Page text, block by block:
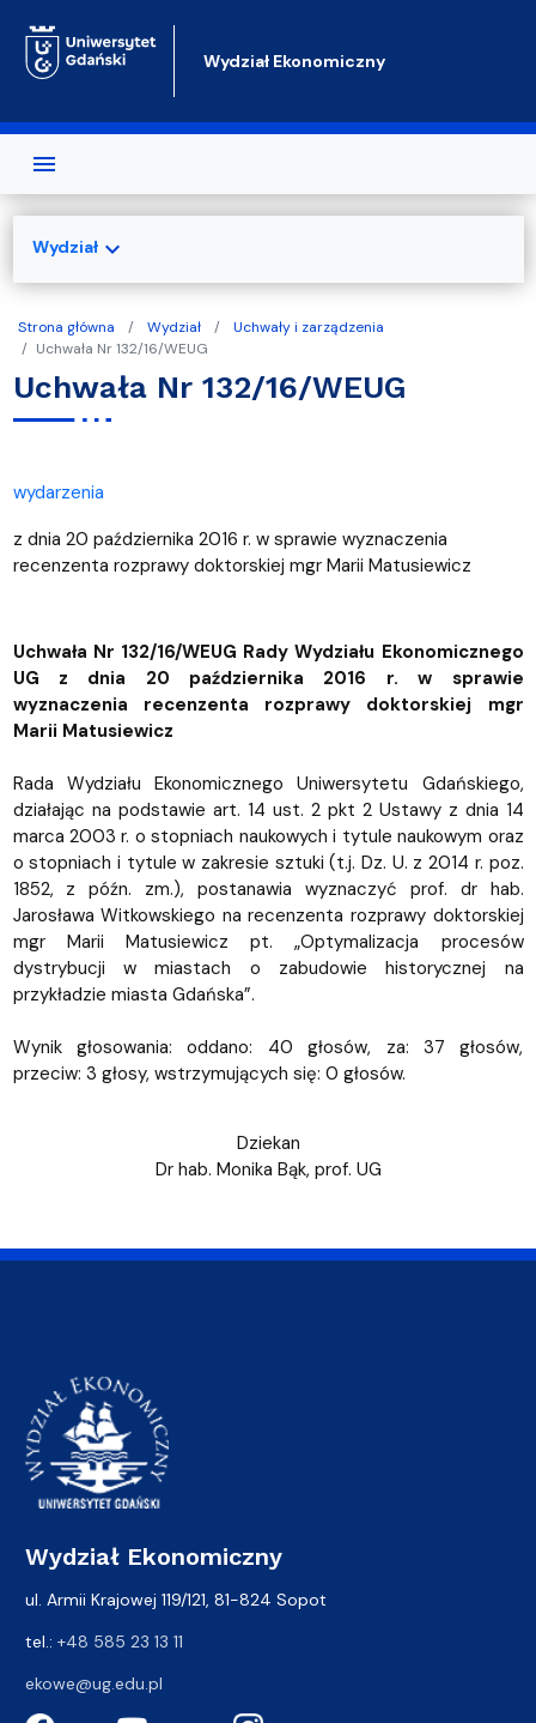
Wydział Ekonomiczny
Strona główna Wydział
Uchwały i zarządzenia
Uchwała Nr 132/16/WEUG
Uchwała Nr 132/16/WEUG
wydarzenia
z dnia 20 października 2016 r. w sprawie wyznaczenia
recenzenta rozprawy doktorskiej mgr Marii Matusiewicz
Uchwała Nr 132/16/WEUG Rady Wydziału Ekonomicznego
UG z dnia 20 października 2016 r. w sprawie
wyznaczenia recenzenta rozprawy doktorskiej mgr
Marii Matusiewicz
Rada Wydziału Ekonomicznego Uniwersytetu Gdańskiego,
działając na podstawie art. 14 ust. 2 pkt 2 Ustawy z dnia 14
marca 2003 r. o stopniach naukowych i tytule naukowym oraz
o stopniach i tytule w zakresie sztuki (t.j. Dz. U. z 2014 r. poz.
1852, z późn. zm.), postanawia wyznaczyć prof. dr hab.
Jarosława Witkowskiego na recenzenta rozprawy doktorskiej
mgr Marii Matusiewicz pt. „Optymalizacja procesów
dystrybucji w miastach o zabudowie historycznej na
przykładzie miasta Gdańska”.
Wynik głosowania: oddano: 40 głosów, za: 37 głosów,
przeciw: 3 głosy, wstrzymujących się: 0 głosów.
Dziekan
Dr hab. Monika Bąk, prof. UG
Wydziałexpand_more
Wydział Ekonomiczny
ul. Armii Krajowej 119/121, 81-824 Sopot
tel.: +48 585 23 13 11
ekowe@ug.edu.pl